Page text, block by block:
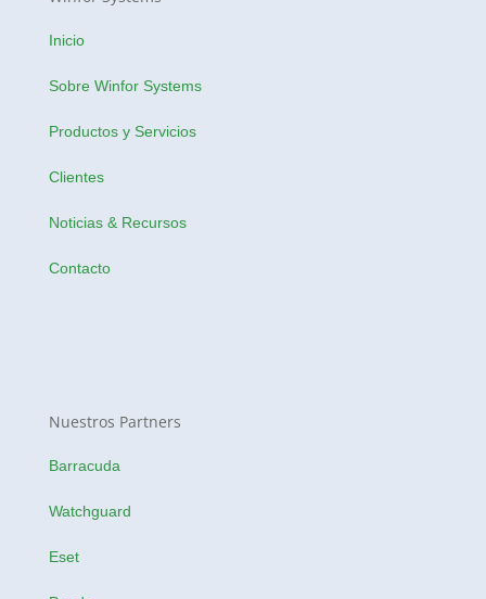
Inicio
Sobre Winfor Systems
Productos y Servicios
Clientes
Noticias & Recursos
Contacto
Nuestros Partners
Barracuda
Watchguard
Eset